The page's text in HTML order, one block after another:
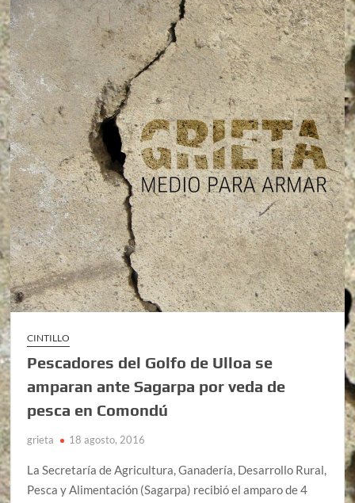
CINTILLO
Pescadores del Golfo de Ulloa se
amparan ante Sagarpa por veda de
pesca en Comondú
grieta 18 agosto, 2016
La Secretaría de Agricultura, Ganadería, Desarrollo Rural,
Pesca y Alimentación (Sagarpa) recibió el amparo de 4